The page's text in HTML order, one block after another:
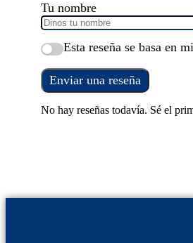
Tu nombre
Esta reseña se basa en
Enviar una reseña
No hay reseñas todavía. Sé el